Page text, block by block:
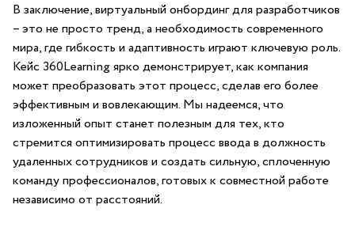
В заключение, виртуальный онбординг для разработчиков
– это не просто тренд, а необходимость современного
мира, где гибкость и адаптивность играют ключевую роль.‌
Кейс 360Learning ярко демонстрирует,⁣ как компания
может преобразовать этот ⁤процесс, сделав его более
эффективным и вовлекающим. Мы надеемся, что
изложенный опыт станет полезным‌ для ‌тех, кто
‌стремится оптимизировать⁢ процесс ввода в должность
‍удаленных сотрудников и создать сильную, сплоченную
команду профессионалов, готовых⁤ к совместной работе
независимо от расстояний.